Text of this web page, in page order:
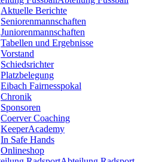
Aktuelle Berichte
Seniorenmannschaften
Juniorenmannschaften
Tabellen und Ergebnisse
Vorstand
Schiedsrichter
Platzbelegung
Eibach Fairnesspokal
Chronik
Sponsoren
Coerver Coaching
KeeperAcademy
In Safe Hands
Onlineshop